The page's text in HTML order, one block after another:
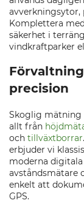
avverkningsytor,
Komplettera
säkerhet i
vindkraftparker
precision
Skoglig mätning
allt från
och tillväxtborrar
erbjuder vi
moderna digitala
avståndsmätare
enkelt att
GPS.